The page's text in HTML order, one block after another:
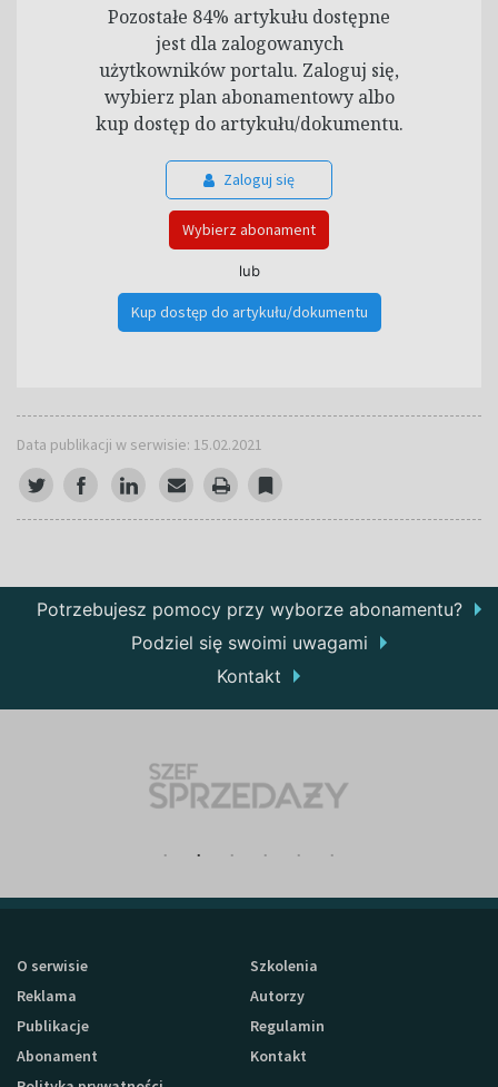
Pozostałe 84% artykułu dostępne
jest dla zalogowanych
użytkowników portalu. Zaloguj się,
wybierz plan abonamentowy albo
kup dostęp do artykułu/dokumentu.
Zaloguj się
Wybierz abonament
lub
Kup dostęp do artykułu/dokumentu
Data publikacji w serwisie: 15.02.2021
Potrzebujesz pomocy przy wyborze abonamentu?
Podziel się swoimi uwagami
Kontakt
O serwisie
Szkolenia
Reklama
Autorzy
Publikacje
Regulamin
Abonament
Kontakt